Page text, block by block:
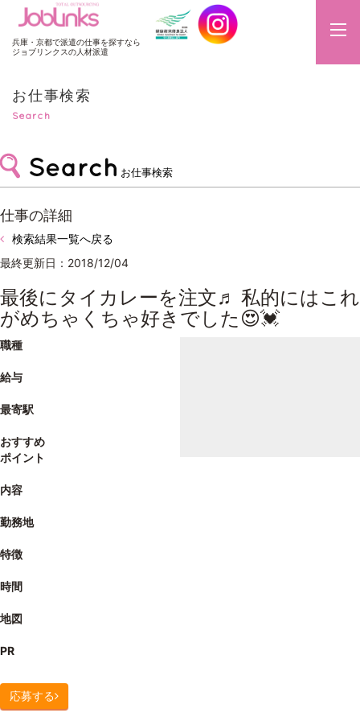
JobLinks
兵庫・京都で派遣の仕事を探すなら
ジョブリンクスの人材派遣
お仕事検索
Search
お仕事検索
仕事の詳細
検索結果一覧へ戻る
最終更新日：2018/12/04
最後にタイカレーを注文♬ 私的にはこれ
がめちゃくちゃ好きでした😍💓
職種
給与
最寄駅
おすすめ
ポイント
内容
勤務地
特徴
時間
地図
PR
応募する